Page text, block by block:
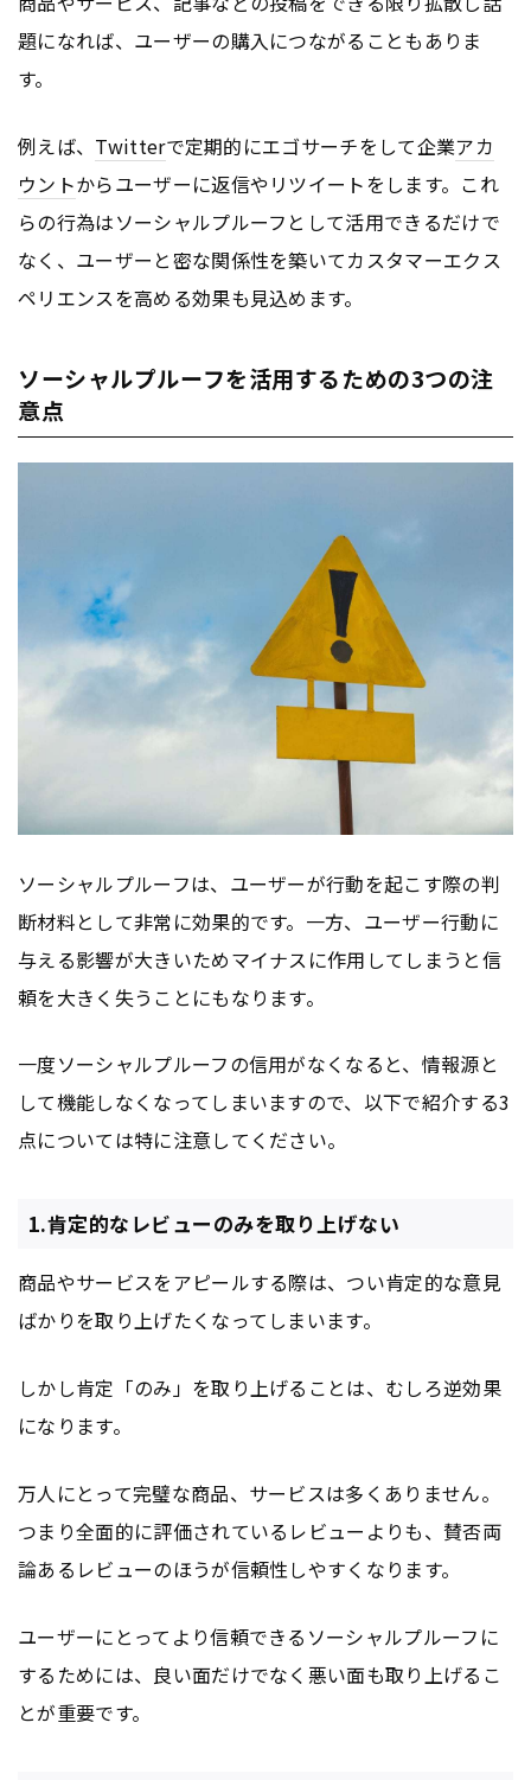
題になれば、ユーザーの購入につながることもありま
す。
例えば、 Twitterで定期的にエゴサーチをして企業アカ
ウントからユーザーに返信やリツイートをします。これ
らの行為はソーシャルプルーフとして活用できるだけで
なく、ユーザーと密な関係性を築いてカスタマーエクス
ペリエンスを高める効果も見込めます。
ソーシャルプルーフを活用するための3つの注
意点
ソーシャルプルーフは、ユーザーが行動を起こす際の判
断材料として非常に効果的です。一方、ユーザー行動に
与える影響が大きいためマイナスに作用してしまうと信
頼を大きく失うことにもなります。
一度ソーシャルプルーフの信用がなくなると、情報源と
して機能しなくなってしまいますので、以下で紹介する3
点については特に注意してください。
1.肯定的なレビューのみを取り上げない
商品やサービスをアピールする際は、つい肯定的な意見
ばかりを取り上げたくなってしまいます。
しかし肯定「のみ」を取り上げることは、むしろ逆効果
になります。
万人にとって完璧な商品、サービスは多くありません。
つまり全面的に評価されているレビューよりも、賛否両
論あるレビューのほうが信頼性しやすくなります。
ユーザーにとってより信頼できるソーシャルプルーフに
するためには、良い面だけでなく悪い面も取り上げるこ
とが重要です。